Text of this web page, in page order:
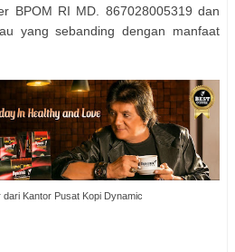
BPOM RI MD. 867028005319 dan
yang sebanding dengan manfaat
dari Kantor Pusat Kopi Dynamic